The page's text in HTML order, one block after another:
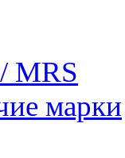
MRS
марки